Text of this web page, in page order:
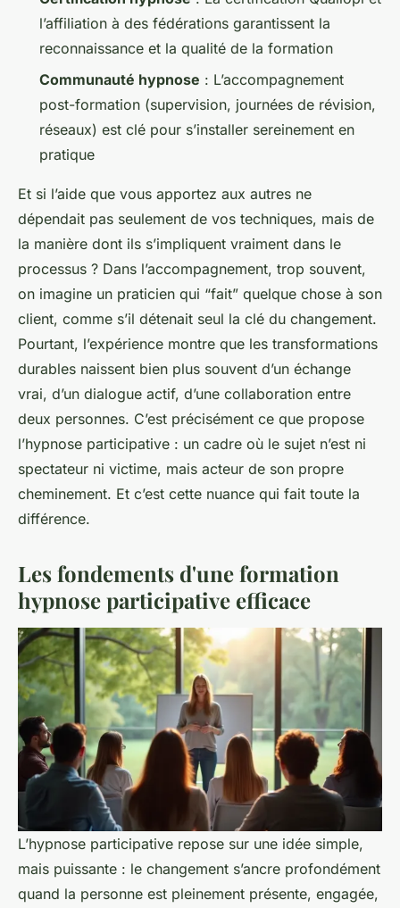
l’affiliation à des fédérations garantissent la
reconnaissance et la qualité de la formation
Communauté hypnose : L’accompagnement
post-formation (supervision, journées de révision,
réseaux) est clé pour s’installer sereinement en
pratique
Et si l’aide que vous apportez aux autres ne
dépendait pas seulement de vos techniques, mais de
la manière dont ils s’impliquent vraiment dans le
processus ? Dans l’accompagnement, trop souvent,
on imagine un praticien qui “fait” quelque chose à son
client, comme s’il détenait seul la clé du changement.
Pourtant, l’expérience montre que les transformations
durables naissent bien plus souvent d’un échange
vrai, d’un dialogue actif, d’une collaboration entre
deux personnes. C’est précisément ce que propose
l’hypnose participative : un cadre où le sujet n’est ni
spectateur ni victime, mais acteur de son propre
cheminement. Et c’est cette nuance qui fait toute la
différence.
Les fondements d'une formation
hypnose participative efficace
L’hypnose participative repose sur une idée simple,
mais puissante : le changement s’ancre profondément
quand la personne est pleinement présente, engagée,